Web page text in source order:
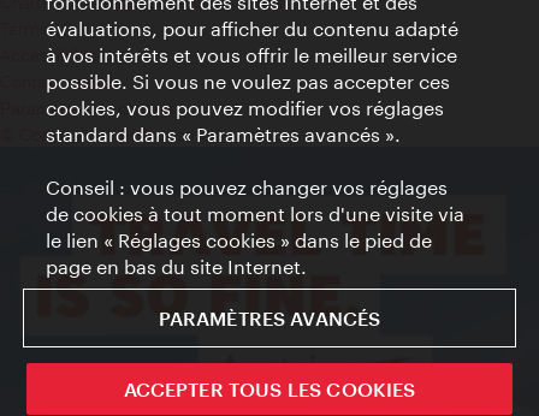
Terms of Use
Accessibilité
Contact presse
Paramètres de cookies
© Copyright WienTourismus
évaluations, pour afficher du contenu adapté
à vos intérêts et vous offrir le meilleur service
possible. Si vous ne voulez pas accepter ces
cookies, vous pouvez modifier vos réglages
standard dans « Paramètres avancés ».
Conseil : vous pouvez changer vos réglages
de cookies à tout moment lors d'une visite via
le lien « Réglages cookies » dans le pied de
page en bas du site Internet.
PARAMÈTRES AVANCÉS
ACCEPTER TOUS LES COOKIES